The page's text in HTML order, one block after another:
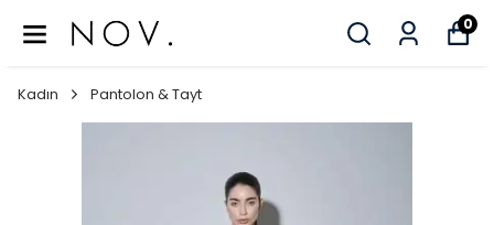
0
Kadın Pantolon & Tayt